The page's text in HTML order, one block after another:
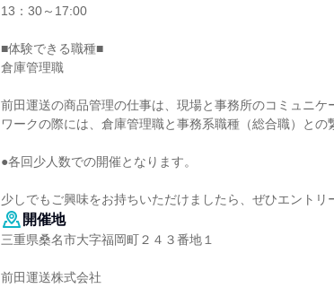
13：30～17:00
■体験できる職種■
倉庫管理職
前田運送の商品管理の仕事は、現場と事務所のコミュニケ
ワークの際には、倉庫管理職と事務系職種（総合職）と
●各回少人数での開催となります。
少しでもご興味をお持ちいただけましたら、ぜひエントリ
開催地
三重県桑名市大字福岡町２４３番地１
前田運送株式会社